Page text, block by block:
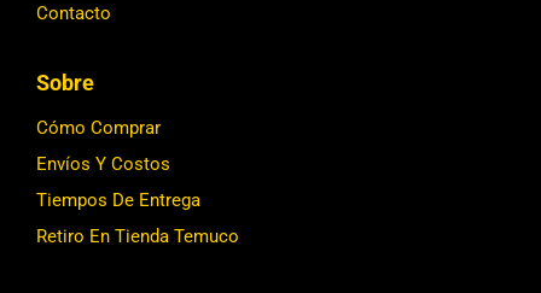
Contacto
Sobre
Cómo Comprar
Envíos Y Costos
Tiempos De Entrega
Retiro En Tienda Temuco